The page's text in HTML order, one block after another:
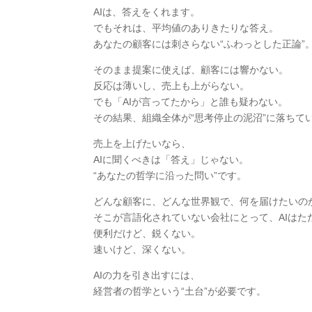
AIは、答えをくれます。
でもそれは、平均値のありきたりな答え。
あなたの顧客には刺さらない“ふわっとした正論”。
そのまま提案に使えば、顧客には響かない。
反応は薄いし、売上も上がらない。
でも「AIが言ってたから」と誰も疑わない。
その結果、組織全体が“思考停止の泥沼”に落ちて
売上を上げたいなら、
AIに聞くべきは「答え」じゃない。
“あなたの哲学に沿った問い”です。
どんな顧客に、どんな世界観で、何を届けたいの
そこが言語化されていない会社にとって、AIはた
便利だけど、鋭くない。
速いけど、深くない。
AIの力を引き出すには、
経営者の哲学という“土台”が必要です。